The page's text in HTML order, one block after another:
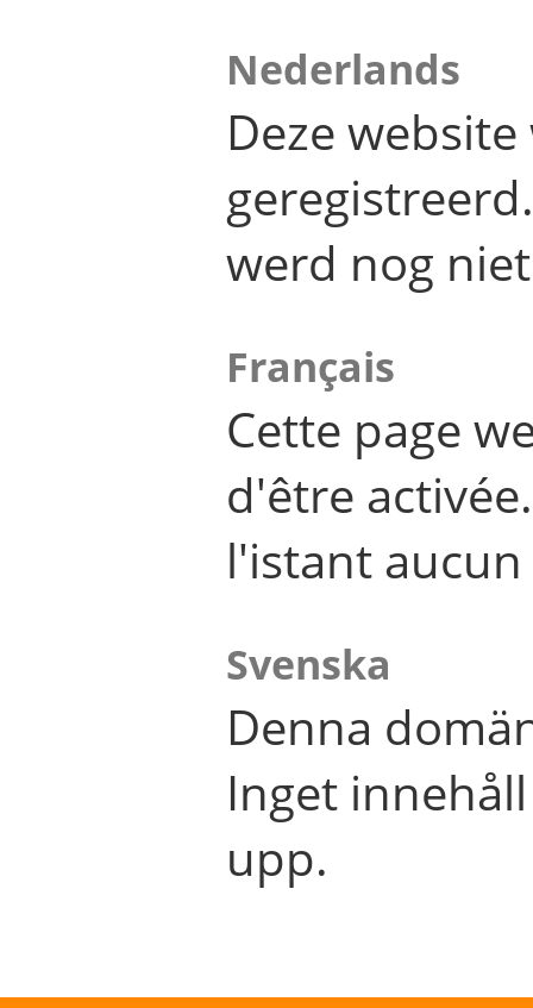
Nederlands
Deze
werd nog
Français
Cette page
d'être
l'istant
Svenska
Denna
Inget
upp.